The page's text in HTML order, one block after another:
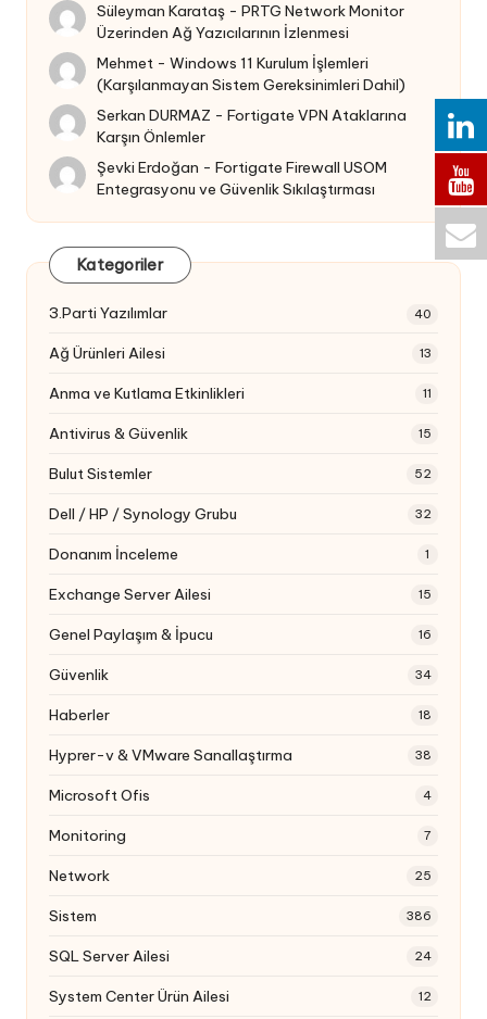
Süleyman Karataş -PRTG Network Monitor
Üzerinden Ağ Yazıcılarının İzlenmesi
Mehmet -Windows 11 Kurulum İşlemleri
(Karşılanmayan Sistem Gereksinimleri Dahil)
Serkan DURMAZ -Fortigate VPN Ataklarına
Karşın Önlemler
Şevki Erdoğan -Fortigate Firewall USOM
Entegrasyonu ve Güvenlik Sıkılaştırması
Kategoriler
3.Parti Yazılımlar 40
Ağ Ürünleri Ailesi 13
Anma ve Kutlama Etkinlikleri 11
Antivirus & Güvenlik 15
Bulut Sistemler 52
Dell / HP / Synology Grubu 32
Donanım İnceleme 1
Exchange Server Ailesi 15
Genel Paylaşım & İpucu 16
Güvenlik 34
Haberler 18
Hyprer-v & VMware Sanallaştırma 38
Microsoft Ofis 4
Monitoring 7
Network 25
Sistem 386
SQL Server Ailesi 24
System Center Ürün Ailesi 12